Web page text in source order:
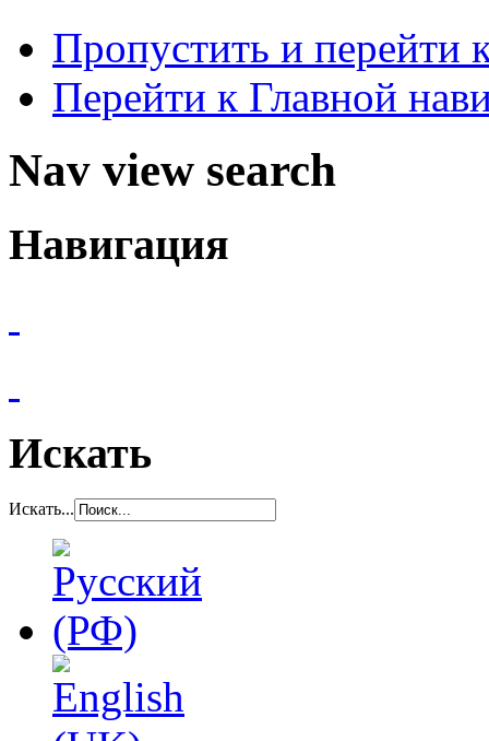
Пропустить и перейти
Перейти к Главной
Nav view search
Навигация
Искать
Искать...